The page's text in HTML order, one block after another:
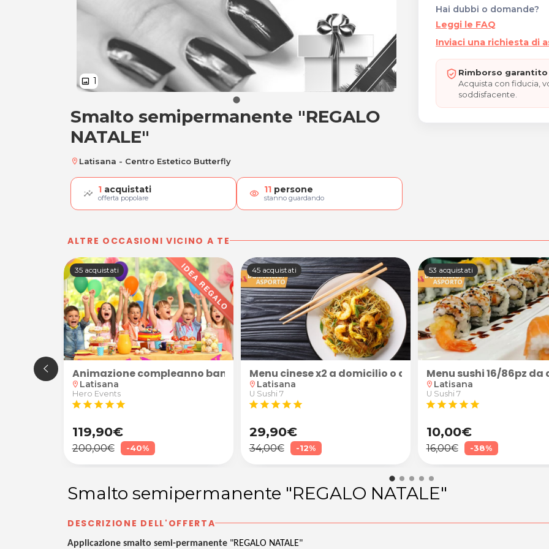
image 1
Smalto semipermanente "REGALO NATALE"
Smalto semipermanente "REGALO
NATALE"
location_on Latisana - Centro Estetico Butterfly
1 acquistati
offerta popolare visibility 11 persone
stanno guardando
Hai dubbi o domande?
Leggi le FAQ
Inviaci una richiesta di
Rimborso
Acquista con fiducia,
soddisfacente.
ALTRE OCCASIONI VICINO A TE
35 acquistati
Animazione compleanno bambini
location_on Latisana
Hero Events
star star star star star
119,90€
200,00€ -40%
45 acquistati
Menu cinese x2 a domicilio o da asporto
location_on Latisana
U Sushi 7
star star star star star
29,90€
34,00€ -12%
53 acquistati
Menu sushi 16/86pz
location_on Latisana
U Sushi 7
star star star star star
10,00€
16,00€ -38%
Smalto semipermanente "REGALO NATALE"
DESCRIZIONE DELL'OFFERTA
Applicazione smalto semi-permanente "REGALO NATALE"